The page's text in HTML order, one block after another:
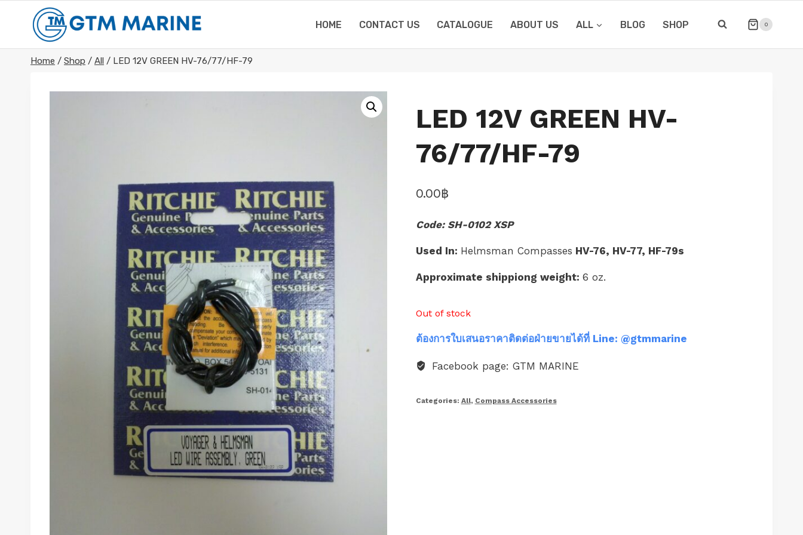
content
HOME CONTACT US CATALOGUE ABOUT US ALL BLOG SHOP 0
Home / Shop / All / LED 12V GREEN HV-76/77/HF-79
LED 12V GREEN HV-
76/77/HF-79
0.00฿
Code: SH-0102 XSP
Used In: Helmsman Compasses HV-76, HV-77, HF-79s
Approximate shippiong weight: 6 oz.
Out of stock
ต้องการใบเสนอราคาติดต่อฝ่ายขายได้ที่ Line: @gtmmarine
Facebook page: GTM MARINE
Categories: All, Compass Accessories